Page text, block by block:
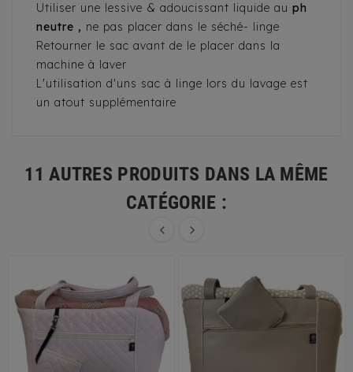
Utiliser une lessive & adoucissant liquide au ph
neutre , ne pas placer dans le séché- linge
Retourner le sac avant de le placer dans la
machine à laver
L'utilisation d'uns sac à linge lors du lavage est
un atout supplémentaire
11 AUTRES PRODUITS DANS LA MÊME
CATÉGORIE :
 